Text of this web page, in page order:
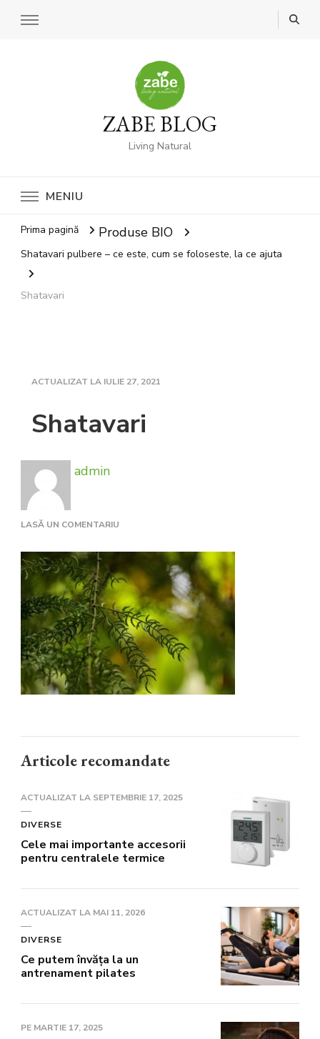
ZABE BLOG
Living Natural
MENIU
Prima pagină Produse BIO
Shatavari pulbere – ce este, cum se foloseste, la ce ajuta
Shatavari
ACTUALIZAT LA IULIE 27, 2021
Shatavari
admin
LASĂ UN COMENTARIU
Articole recomandate
ACTUALIZAT LA SEPTEMBRIE 17, 2025
DIVERSE
Cele mai importante accesorii
pentru centralele termice
ACTUALIZAT LA MAI 11, 2026
DIVERSE
Ce putem învăța la un
antrenament pilates
PE MARTIE 17, 2025